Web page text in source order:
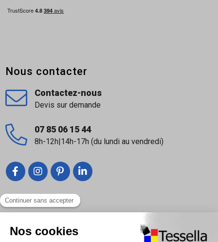
Liens utiles
Nous contacter
Nous contacter
Contactez-nous
Devis sur demande
07 85 06 15 44
8h-12h|14h-17h (du lundi au vendredi)